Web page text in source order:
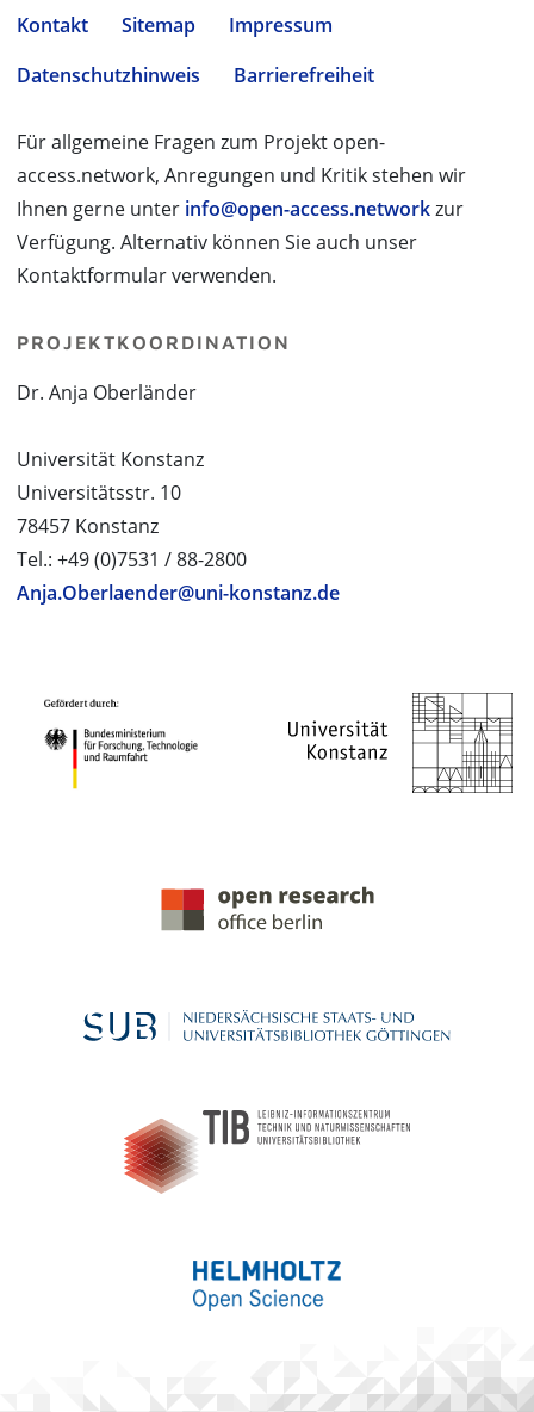
Kontakt Sitemap
Impressum
Datenschutzhinweis
Barrierefreiheit
Für allgemeine Fragen zum Projekt open-
access.network, Anregungen und Kritik stehen wir
Ihnen gerne unter info@open-access.networkzur
Verfügung. Alternativ können Sie auch unser
Kontaktformular verwenden.
PROJEKTKOORDINATION
Dr. Anja Oberländer
Universität Konstanz
Universitätsstr. 10
78457 Konstanz
Tel.: +49 (0)7531 / 88-2800
Anja.Oberlaender@uni-konstanz.de